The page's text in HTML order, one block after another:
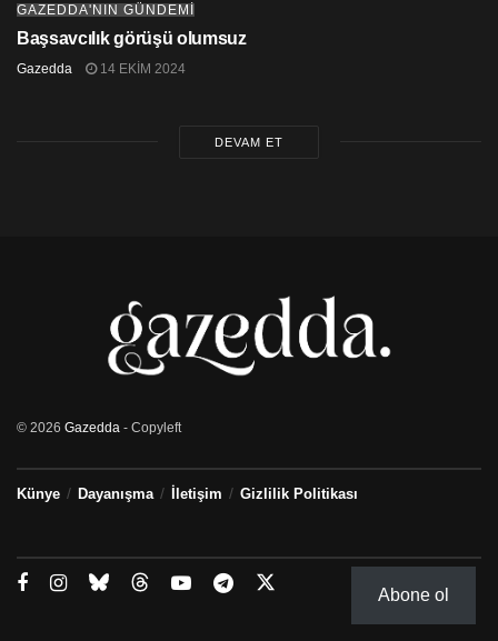
GAZEDDA'NIN GÜNDEMİ
Başsavcılık görüşü olumsuz
Gazedda 14 EKIM 2024
DEVAM ET
© 2026 Gazedda - Copyleft
Künye Dayanışma İletişim Gizlilik Politikası
Abone ol